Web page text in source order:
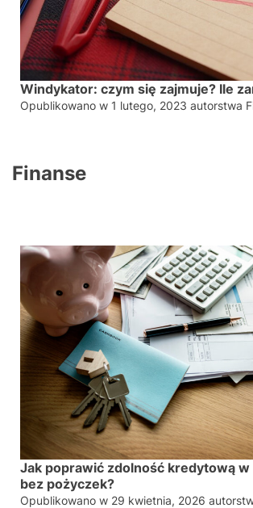
Windykator: czym się zajmuje? Ile
Opublikowano w 1 lutego, 2023 autorstwa
Finanse
Jak poprawić zdolność kredytową w
bez pożyczek?
Opublikowano w 29 kwietnia, 2026